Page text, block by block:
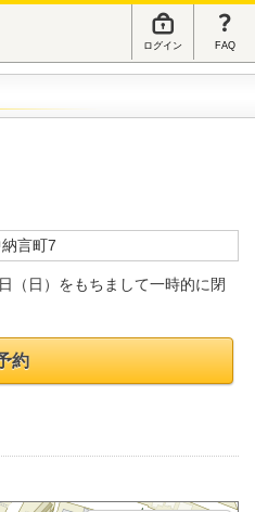
ログイン FAQ
言町7
（日）をもちまして一時的に閉
約